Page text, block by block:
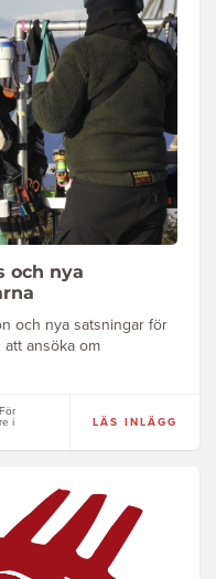
och nya
och nya satsningar för
ansöka om
i
LÄS INLÄGG